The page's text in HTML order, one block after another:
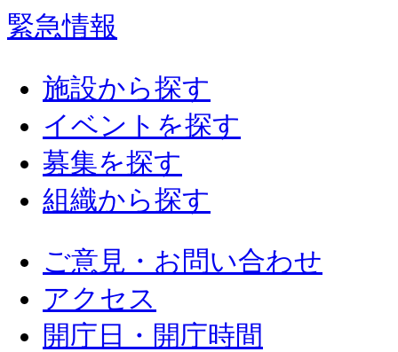
緊急情報
施設から探す
イベントを探す
募集を探す
組織から探す
ご意見・お問い合わせ
アクセス
開庁日・開庁時間